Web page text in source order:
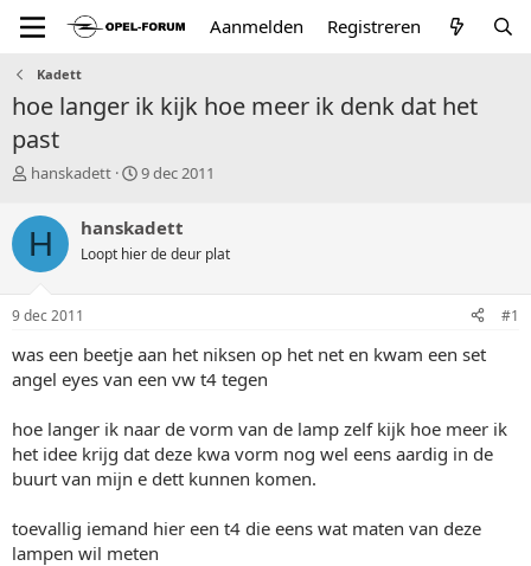
Aanmelden Registreren
Kadett
hoe langer ik kijk hoe meer ik denk dat het
past
T
p
i
c
s
a
t
e
hanskadett
S
r
t
a
m
9 dec 2011
H hanskadett
Loopt hier de deur plat
9 dec 2011 #1
was een beetje aan het niksen op het net en kwam een set
angel eyes van een vw t4 tegen
hoe langer ik naar de vorm van de lamp zelf kijk hoe meer ik
het idee krijg dat deze kwa vorm nog wel eens aardig in de
buurt van mijn e dett kunnen komen.
toevallig iemand hier een t4 die eens wat maten van deze
lampen wil meten